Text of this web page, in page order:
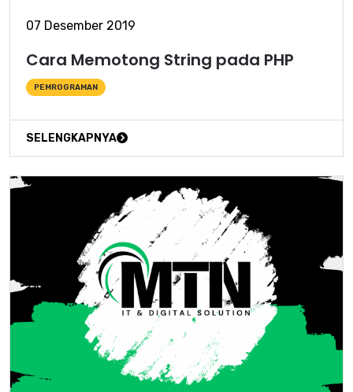
07 Desember 2019
Cara Memotong String pada PHP
PEMROGRAMAN
SELENGKAPNYA